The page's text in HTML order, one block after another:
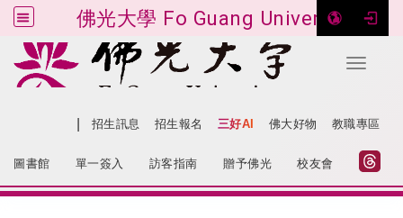
佛光大學 Fo Guang University
Toggle
跳到主要內容
招生訊息 招生報名 三好AI 佛大好物 教職專區
圖書館 單一簽入 訪客指南 贈予佛光 校友會